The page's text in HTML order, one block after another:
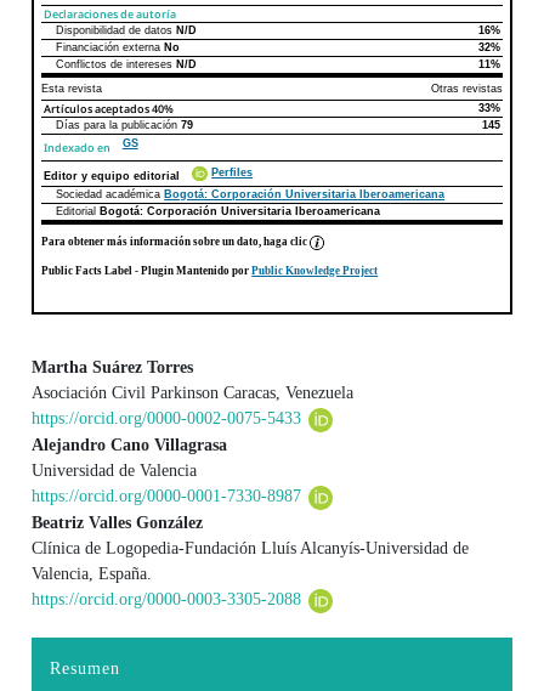
Declaraciones de autoría
Declaraciones de autoríaEste artículo
Disponibilidad de datos N/D
16%
Financiación externa No
32%
Conflictos de intereses N/D
11%
Esta revista
Otras revistas
Artículos aceptados40%
33%
Días para la publicación79 145
Indexado en GS
Editor y equipo editorial
Perfiles
Sociedad académica Bogotá: Corporación Universitaria Iberoamericana
Editorial
Bogotá: Corporación Universitaria Iberoamericana
Para obtener más información sobre un dato, haga clic
Public Facts Label - Plugin Mantenido porPublic Knowledge Project
Contenido principal del artículo
Martha Suárez Torres
Asociación Civil Parkinson Caracas, Venezuela
https://orcid.org/0000-0002-0075-5433
Alejandro Cano Villagrasa
Universidad de Valencia
https://orcid.org/0000-0001-7330-8987
Beatriz Valles González
Clínica de Logopedia-Fundación Lluís Alcanyís-Universidad de
Valencia, España.
https://orcid.org/0000-0003-3305-2088
Resumen